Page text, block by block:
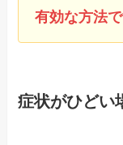
有効な方法で
症状がひどい